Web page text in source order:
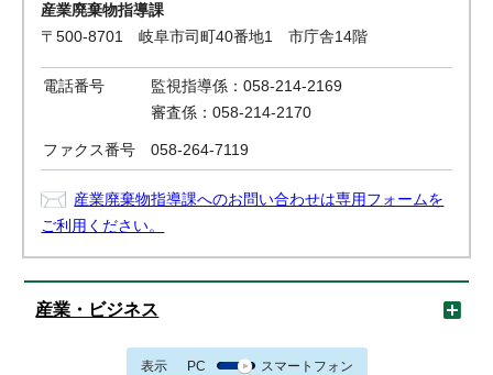
産業廃棄物指導課
〒500-8701 岐阜市司町40番地1 市庁舎14階
電話番号
監視指導係：058-214-2169
審査係：058-214-2170
ファクス番号 058-264-7119
産業廃棄物指導課へのお問い合わせは専用フォームを
ご利用ください。
産業・ビジネス
表示 PC スマートフォン